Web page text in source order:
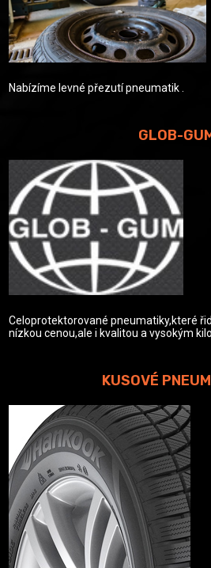
Nabízíme levné přezutí pneumatik .
GLOB-
Celoprotektorované pneumatiky,které
nízkou cenou,ale i kvalitou a vysokým
KUSOVÉ